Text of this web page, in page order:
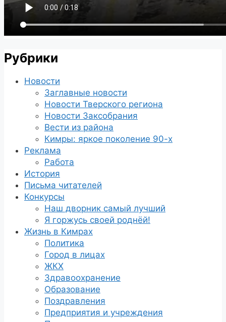
Рубрики
Новости
Заглавные новости
Новости Тверского региона
Новости Заксобрания
Вести из района
Кимры: яркое поколение 90-х
Реклама
Работа
История
Письма читателей
Конкурсы
Наш дворник самый лучший
Я горжусь своей роднёй!
Жизнь в Кимрах
Политика
Город в лицах
ЖКХ
Здравоохранение
Образование
Поздравления
Предприятия и учреждения